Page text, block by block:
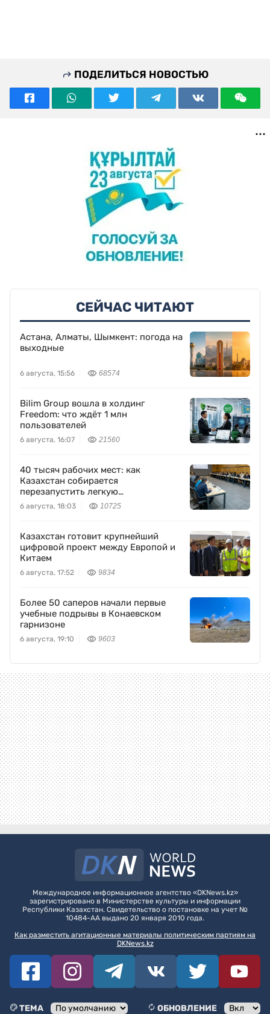
ПОДЕЛИТЬСЯ НОВОСТЬЮ
СЕЙЧАС ЧИТАЮТ
Астана, Алматы, Шымкент: погода на
выходные
6 августа, 15:56 68574
Bilim Group вошла в холдинг
Freedom: что ждёт 1 млн
пользователей
6 августа, 16:07 21560
40 тысяч рабочих мест: как
Казахстан собирается
перезапустить легкую
промышленность
6 августа, 18:03 10725
Казахстан готовит крупнейший
цифровой проект между Европой и
Китаем
6 августа, 17:52 9834
Более 50 саперов начали первые
учебные подрывы в Конаевском
гарнизоне
6 августа, 19:10 9603
Международное информационное агентство «DKNews.kz»
зарегистрировано в Министерстве культуры и информации
Республики Казахстан. Свидетельство о постановке на учет №
10484-АА выдано 20 января 2010 года.
Как разместить агитационные материалы политическим партиям на
DKNews.kz
ТЕМА ОБНОВЛЕНИЕ